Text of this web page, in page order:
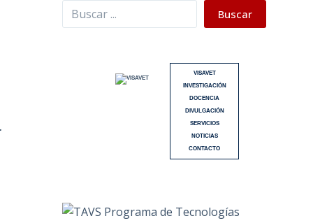
Buscar Buscar
VISAVET
INVESTIGACIÓN
DOCENCIA
DIVULGACIÓN
SERVICIOS
NOTICIAS
CONTACTO